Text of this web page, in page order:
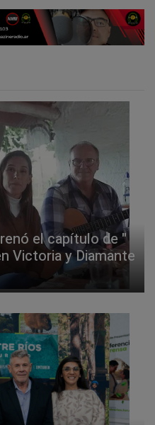
el capítulo de "
Victoria y Diamante